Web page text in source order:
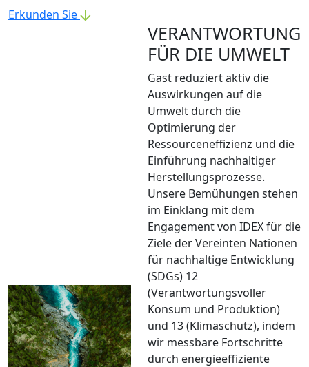
Erkunden Sie
VERANTWORTUNG
FÜR DIE UMWELT
Gast reduziert aktiv die
Auswirkungen auf die
Umwelt durch die
Optimierung der
Ressourceneffizienz und die
Einführung nachhaltiger
Herstellungsprozesse.
Unsere Bemühungen stehen
im Einklang mit dem
Engagement von IDEX für die
Ziele der Vereinten Nationen
für nachhaltige Entwicklung
(SDGs) 12
(Verantwortungsvoller
Konsum und Produktion)
und 13 (Klimaschutz), indem
wir messbare Fortschritte
durch energieeffiziente